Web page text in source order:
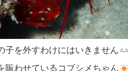
子を外すわけにはいきません
賑わせているコブシメちゃん